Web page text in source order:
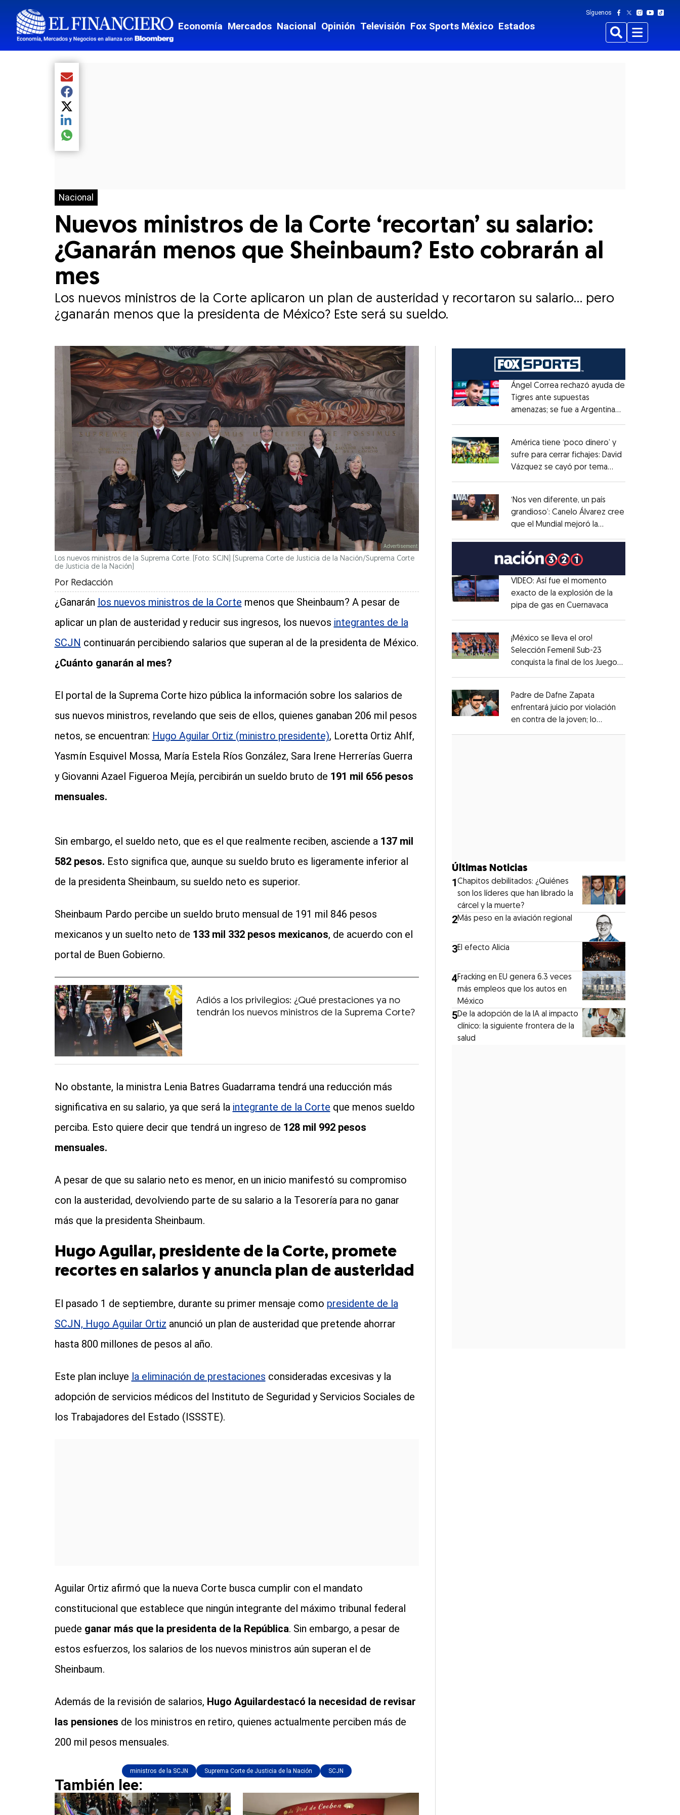
Economía Mercados Nacional Opinión Televisión Fox Sports México Estados
Síguenos
BuscarMenu
Nacional
Nuevos ministros de la Corte ‘recortan’ su salario:
¿Ganarán menos que Sheinbaum? Esto cobrarán al
mes
Los nuevos ministros de la Corte aplicaron un plan de austeridad y recortaron su salario... pero
¿ganarán menos que la presidenta de México? Este será su sueldo.
Compartir el artículo actual mediante Email
Compartir el artículo actual mediante Facebook
Compartir el artículo actual mediante Twitter
Compartir el artículo actual mediante LinkedIn
Compartir el artículo actual mediante global.social-whatsapp
Los nuevos ministros de la Suprema Corte. (Foto: SCJN) (Suprema Corte de Justicia de la Nación/Suprema Corte
de Justicia de la Nación)
Por Redacción
¿Ganarán los nuevos ministros de la Corte menos que Sheinbaum? A pesar de
aplicar un plan de austeridad y reducir sus ingresos, los nuevos integrantes de la
SCJN continuarán percibiendo salarios que superan al de la presidenta de México.
¿Cuánto ganarán al mes?
El portal de la Suprema Corte hizo pública la información sobre los salarios de
sus nuevos ministros, revelando que seis de ellos, quienes ganaban 206 mil pesos
netos, se encuentran: Hugo Aguilar Ortiz (ministro presidente), Loretta Ortiz Ahlf,
Yasmín Esquivel Mossa, María Estela Ríos González, Sara Irene Herrerías Guerra
y Giovanni Azael Figueroa Mejía, percibirán un sueldo bruto de 191 mil 656 pesos
mensuales.
Sin embargo, el sueldo neto, que es el que realmente reciben, asciende a 137 mil
582 pesos. Esto significa que, aunque su sueldo bruto es ligeramente inferior al
de la presidenta Sheinbaum, su sueldo neto es superior.
Sheinbaum Pardo percibe un sueldo bruto mensual de 191 mil 846 pesos
mexicanos y un suelto neto de 133 mil 332 pesos mexicanos, de acuerdo con el
portal de Buen Gobierno.
Adiós a los privilegios: ¿Qué prestaciones ya no
tendrán los nuevos ministros de la Suprema Corte?
No obstante, la ministra Lenia Batres Guadarrama tendrá una reducción más
significativa en su salario, ya que será la integrante de la Corte que menos sueldo
perciba. Esto quiere decir que tendrá un ingreso de 128 mil 992 pesos
mensuales.
A pesar de que su salario neto es menor, en un inicio manifestó su compromiso
con la austeridad, devolviendo parte de su salario a la Tesorería para no ganar
más que la presidenta Sheinbaum.
Hugo Aguilar, presidente de la Corte, promete
recortes en salarios y anuncia plan de austeridad
El pasado 1 de septiembre, durante su primer mensaje como presidente de la
SCJN, Hugo Aguilar Ortiz anunció un plan de austeridad que pretende ahorrar
hasta 800 millones de pesos al año.
Este plan incluye la eliminación de prestaciones consideradas excesivas y la
adopción de servicios médicos del Instituto de Seguridad y Servicios Sociales de
los Trabajadores del Estado (ISSSTE).
Aguilar Ortiz afirmó que la nueva Corte busca cumplir con el mandato
constitucional que establece que ningún integrante del máximo tribunal federal
puede ganar más que la presidenta de la República. Sin embargo, a pesar de
estos esfuerzos, los salarios de los nuevos ministros aún superan el de
Sheinbaum.
Además de la revisión de salarios, Hugo Aguilardestacó la necesidad de revisar
las pensiones de los ministros en retiro, quienes actualmente perciben más de
200 mil pesos mensuales.
ministros de la SCJN Suprema Corte de Justicia de la Nación SCJN
También lee:
Opens in new window
Ángel Correa rechazó ayuda de
Tigres ante supuestas
amenazas; se fue a Argentina
Opens in new window
América tiene ‘poco dinero’ y
sufre para cerrar fichajes: David
Vázquez se cayó por tema
Opens in new window
‘Nos ven diferente, un país
grandioso’: Canelo Álvarez cree
que el Mundial mejoró la
Opens in new window
VIDEO: Así fue el momento
exacto de la explosión de la
pipa de gas en Cuernavaca
Opens in new window
¡México se lleva el oro!
Selección Femenil Sub-23
conquista la final de los Juegos
Opens in new window
Padre de Dafne Zapata
enfrentará juicio por violación
en contra de la joven; lo
Últimas Noticias
1Chapitos debilitados: ¿Quiénes
son los líderes que han librado la
cárcel y la muerte?
2Más peso en la aviación regional
3El efecto Alicia
4Fracking en EU genera 6.3 veces
más empleos que los autos en
México
5De la adopción de la IA al impacto
clínico: la siguiente frontera de la
salud